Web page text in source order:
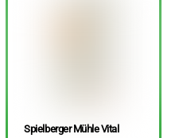
Spielberger Mühle Vital